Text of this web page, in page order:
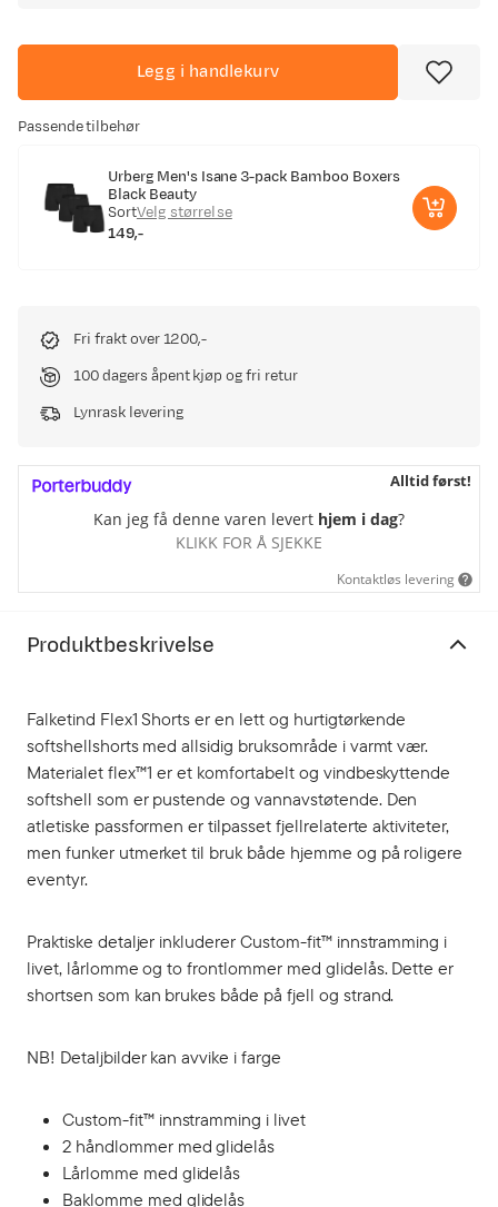
Legg i handlekurv
Passende tilbehør
Urberg Men's Isane 3-pack Bamboo Boxers
Black Beauty
SortVelg størrelse
price
149,-
Fri frakt over 1200,-
100 dagers åpent kjøp og fri retur
Lynrask levering
Alltid først!
Kan jeg få denne varen levert hjem i dag?
KLIKK FOR Å SJEKKE
Kontaktløs levering
Produktbeskrivelse
Falketind Flex1 Shorts er en lett og hurtigtørkende
softshellshorts med allsidig bruksområde i varmt vær.
Materialet flex™1 er et komfortabelt og vindbeskyttende
softshell som er pustende og vannavstøtende. Den
atletiske passformen er tilpasset fjellrelaterte aktiviteter,
men funker utmerket til bruk både hjemme og på roligere
eventyr.
Praktiske detaljer inkluderer Custom-fit™ innstramming i
livet, lårlomme og to frontlommer med glidelås. Dette er
shortsen som kan brukes både på fjell og strand.
NB! Detaljbilder kan avvike i farge
Custom-fit™ innstramming i livet
2 håndlommer med glidelås
Lårlomme med glidelås
Baklomme med glidelås